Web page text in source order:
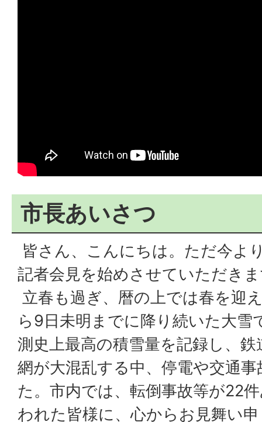
市長あいさつ
皆さん、こんにちは。ただ今よ
記者会見を始めさせていただき
立春も過ぎ、暦の上では春を迎
ら9日未明までに降り続いた大雪
測史上最高の積雪量を記録し、
網が大混乱する中、停電や交通
た。市内では、転倒事故等が22
われた皆様に、心からお見舞い